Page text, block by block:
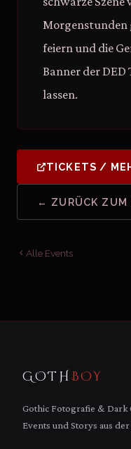
Morgenstunden
feiern und die
Banner der
lassen.
TICKETS /
← ZURÜCK ZUM
Alle Events
GOTH BOY
Gothic Fotografie & Dark
Events und Storys aus